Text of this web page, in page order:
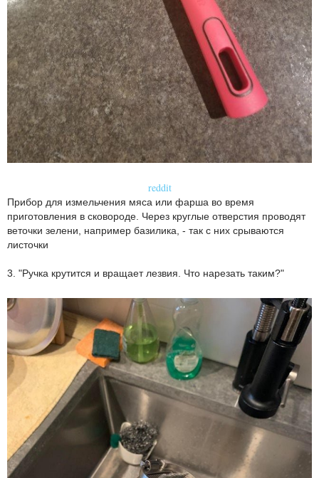
reddit
Прибор для измельчения мяса или фарша во время
приготовления в сковороде. Через круглые отверстия проводят
веточки зелени, например базилика, - так с них срываются
листочки
3. "Ручка крутится и вращает лезвия. Что нарезать таким?"